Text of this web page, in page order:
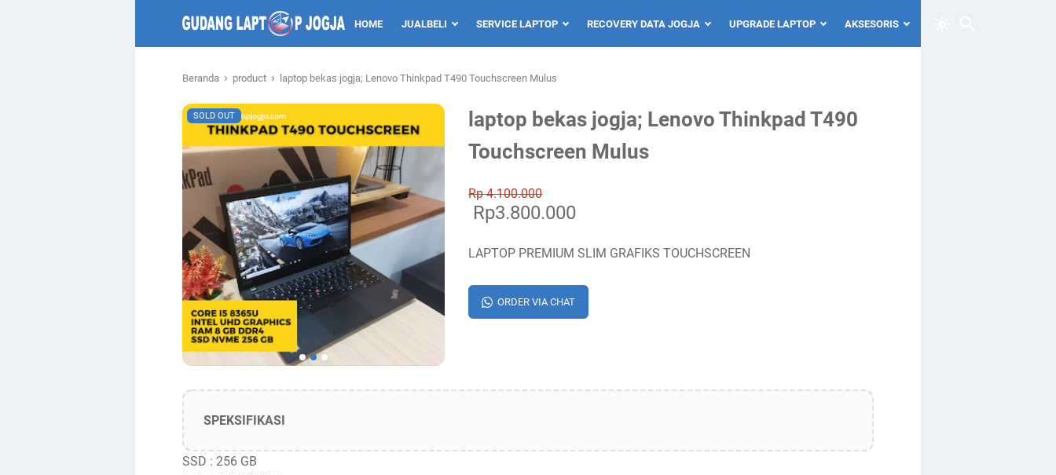
HOME JUALBELI SERVICE LAPTOP RECOVERY DATA JOGJA UPGRADE LAPTOP AKSESORIS
Beranda › product › laptop bekas jogja; Lenovo Thinkpad T490 Touchscreen Mulus
laptop bekas jogja; Lenovo Thinkpad T490
Touchscreen Mulus
SOLD OUT
Rp 4.100.000
Rp3.800.000
LAPTOP PREMIUM SLIM GRAFIKS TOUCHSCREEN
ORDER VIA CHAT
SPEKSIFIKASI
SSD : 256 GB